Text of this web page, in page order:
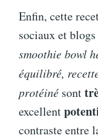
Enfin, cette
sociaux et
smoothie bowl
équilibré,
protéiné sont
excellent
contraste entre